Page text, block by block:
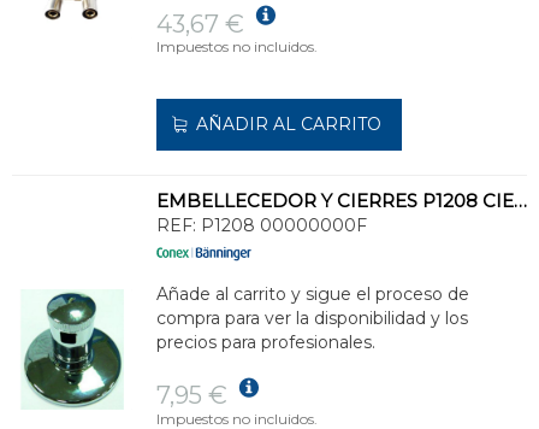
43,67 €
Impuestos no incluidos.
AÑADIR AL CARRITO
EMBELLECEDOR Y CIERRES P1208 CIERRE OCULTO DE LA GAMA >B< FLEX - MLP
REF: P1208 00000000F
Añade al carrito y sigue el proceso de
compra para ver la disponibilidad y los
precios para profesionales.
7,95 €
Impuestos no incluidos.